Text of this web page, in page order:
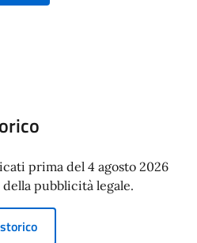
prima del 4 agosto 2026
pubblicità legale.